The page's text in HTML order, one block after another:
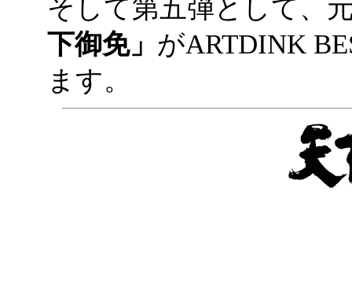
そして第五弾として、
下御免」 がARTDINK
ます。